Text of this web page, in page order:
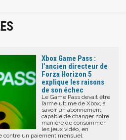
Xbox Game Pass :
l’ancien directeur de
Forza Horizon 5
explique les raisons
de son échec
Le Game Pass devait être
l’arme ultime de Xbox, à
savoir un abonnement
capable de changer notre
manière de consommer
les jeux vidéo, en
contre un paiement mensuel.